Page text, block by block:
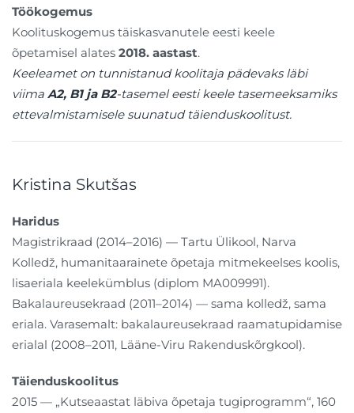
Töökogemus
Koolituskogemus täiskasvanutele eesti keele
õpetamisel alates 2018. aastast.
Keeleamet on tunnistanud koolitaja pädevaks läbi
viima A2, B1 ja B2-tasemel eesti keele tasemeeksamiks
ettevalmistamisele suunatud täienduskoolitust.
Kristina Skutšas
Haridus
Magistrikraad (2014–2016) — Tartu Ülikool, Narva
Kolledž, humanitaarainete õpetaja mitmekeelses koolis,
lisaeriala keelekümblus (diplom MA009991).
Bakalaureusekraad (2011–2014) — sama kolledž, sama
eriala. Varasemalt: bakalaureusekraad raamatupidamise
erialal (2008–2011, Lääne-Viru Rakenduskõrgkool).
Täienduskoolitus
2015 — „Kutseaastat läbiva õpetaja tugiprogramm“, 160